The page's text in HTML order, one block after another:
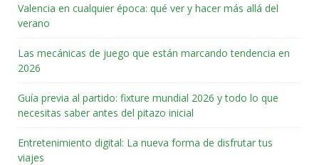
Valencia en cualquier época: qué ver y hacer más allá del
verano
Las mecánicas de juego que están marcando tendencia en
2026
Guía previa al partido: fixture mundial 2026 y todo lo que
necesitas saber antes del pitazo inicial
Entretenimiento digital: La nueva forma de disfrutar tus
viajes